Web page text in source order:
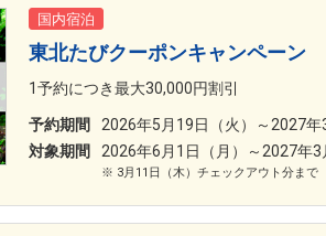
国内宿泊
東北たびクーポンキャンペーン
1予約につき最大30,000円割引
予約期間
2026年5月19日（火）～2027年
対象期間
2026年6月1日（月）～2027年
3月11日（木）チェックアウト分まで